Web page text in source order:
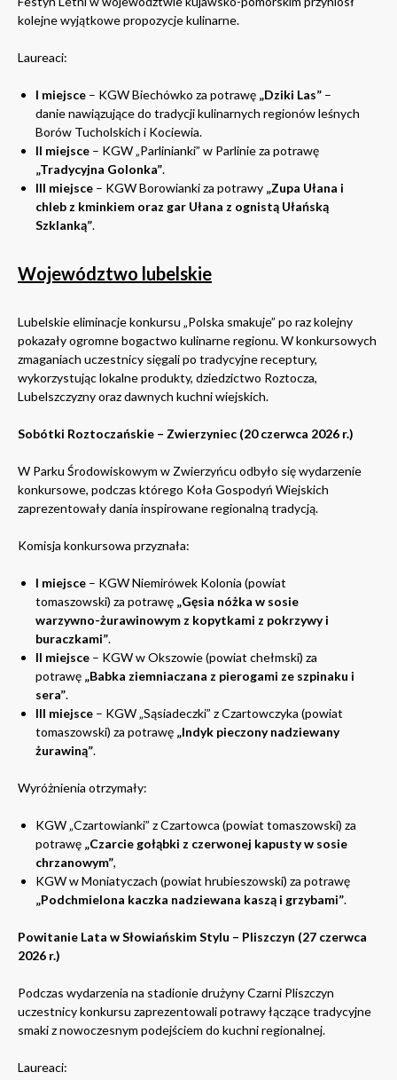
kolejne wyjątkowe propozycje kulinarne.
Laureaci:
I miejsce – KGW Biechówko za potrawę „Dziki Las” –
danie nawiązujące do tradycji kulinarnych regionów leśnych
Borów Tucholskich i Kociewia.
II miejsce – KGW „Parlinianki” w Parlinie za potrawę
„Tradycyjna Golonka”.
III miejsce – KGW Borowianki za potrawy „Zupa Ułana i
chleb z kminkiem oraz gar Ułana z ognistą Ułańską
Szklanką”.
Województwo lubelskie
Lubelskie eliminacje konkursu „Polska smakuje” po raz kolejny
pokazały ogromne bogactwo kulinarne regionu. W konkursowych
zmaganiach uczestnicy sięgali po tradycyjne receptury,
wykorzystując lokalne produkty, dziedzictwo Roztocza,
Lubelszczyzny oraz dawnych kuchni wiejskich.
Sobótki Roztoczańskie – Zwierzyniec (20 czerwca 2026 r.)
W Parku Środowiskowym w Zwierzyńcu odbyło się wydarzenie
konkursowe, podczas którego Koła Gospodyń Wiejskich
zaprezentowały dania inspirowane regionalną tradycją.
Komisja konkursowa przyznała:
I miejsce – KGW Niemirówek Kolonia (powiat
tomaszowski) za potrawę „Gęsia nóżka w sosie
warzywno-żurawinowym z kopytkami z pokrzywy i
buraczkami”.
II miejsce – KGW w Okszowie (powiat chełmski) za
potrawę „Babka ziemniaczana z pierogami ze szpinaku i
sera”.
III miejsce – KGW „Sąsiadeczki” z Czartowczyka (powiat
tomaszowski) za potrawę „Indyk pieczony nadziewany
żurawiną”.
Wyróżnienia otrzymały:
KGW „Czartowianki” z Czartowca (powiat tomaszowski) za
potrawę „Czarcie gołąbki z czerwonej kapusty w sosie
chrzanowym”,
KGW w Moniatyczach (powiat hrubieszowski) za potrawę
„Podchmielona kaczka nadziewana kaszą i grzybami”.
Powitanie Lata w Słowiańskim Stylu – Pliszczyn (27 czerwca
2026 r.)
Podczas wydarzenia na stadionie drużyny Czarni Pliszczyn
uczestnicy konkursu zaprezentowali potrawy łączące tradycyjne
smaki z nowoczesnym podejściem do kuchni regionalnej.
Laureaci: